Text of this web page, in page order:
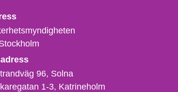
96, Solna
1-3 Katrineholm